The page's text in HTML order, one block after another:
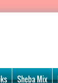
Sheba Mix